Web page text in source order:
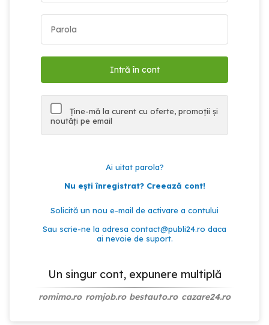
Ține-mă la curent cu oferte, promoții și
noutăți pe email
Ai uitat parola?
Nu ești înregistrat? Creează cont!
Solicită un nou e-mail de activare a contului
Sau scrie-ne la adresa contact@publi24.ro daca
ai nevoie de suport.
Un singur cont, expunere multiplă
romimo.ro romjob.ro bestauto.ro cazare24.ro